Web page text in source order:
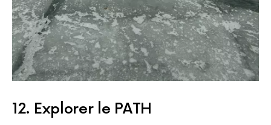
12. Explorer le PATH